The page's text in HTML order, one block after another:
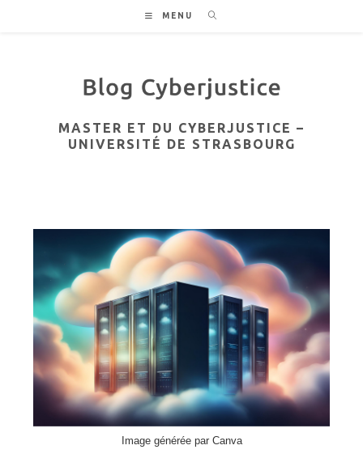
MENU
MASTER ET DU CYBERJUSTICE –
UNIVERSITÉ DE STRASBOURG
Image générée par Canva